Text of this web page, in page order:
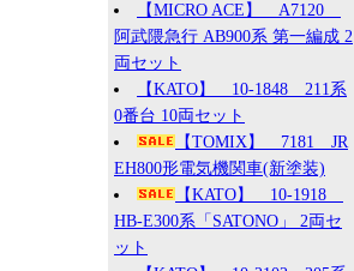
【MICRO ACE】 A7120
阿武隈急行 AB900系 第一編成 2
両セット
【KATO】 10-1848 211系
0番台 10両セット
【TOMIX】 7181 JR
EH800形電気機関車(新塗装)
【KATO】 10-1918
HB-E300系「SATONO」 2両セ
ット